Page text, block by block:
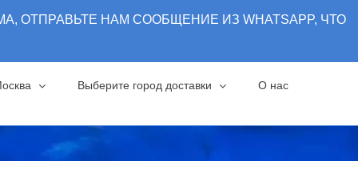
НАМ СООБЩЕНИЕ ИЗ WHATSAPP, ЧТО
Мой счет
Выберите город доставки О нас